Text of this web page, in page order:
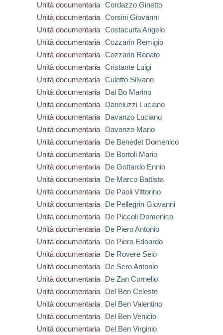
Unità documentaria
Cordazzo Ginetto
Unità documentaria
Corsini Giovanni
Unità documentaria
Costacurta Angelo
Unità documentaria
Cozzarin Remigio
Unità documentaria
Cozzarin Renato
Unità documentaria
Cristante Luigi
Unità documentaria
Culetto Silvano
Unità documentaria
Dal Bo Marino
Unità documentaria
Daneluzzi Luciano
Unità documentaria
Davanzo Luciano
Unità documentaria
Davanzo Mario
Unità documentaria
De Benedet Domenico
Unità documentaria
De Bortoli Mario
Unità documentaria
De Gottardo Ennio
Unità documentaria
De Marco Battista
Unità documentaria
De Paoli Vittorino
Unità documentaria
De Pellegrin Giovanni
Unità documentaria
De Piccoli Domenico
Unità documentaria
De Piero Antonio
Unità documentaria
De Piero Edoardo
Unità documentaria
De Rovere Seio
Unità documentaria
De Sero Antonio
Unità documentaria
De Zan Cornelio
Unità documentaria
Del Ben Celeste
Unità documentaria
Del Ben Valentino
Unità documentaria
Del Ben Venicio
Unità documentaria
Del Ben Virginio